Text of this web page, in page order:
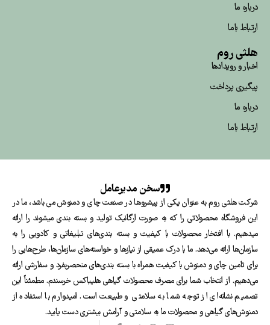
درباره ما
ارتباط باما
هلثی روم
اخبار و رویداد‌ها
پیگیری پرداخت
درباره ما
ارتباط باما
سخن مدیرعامل
شرکت هلثی روم به عنوان یکی از پیشروها در صنعت چای و دمنوش می باشد، ما در
این فروشگاه محصولاتی را که به صورت ارگانیک تولید و بسته بندی میشوند را ارائه
میدهیم. با افتخار محصولات با کیفیت و بسته بندی‌های تبلیغاتی و کادویی را به
سازمان‌ها ارائه می‌دهد. ما با درک عمیقی از نیازها و خواسته‌های سازمان‌ها، طرح‌هایی را
برای تامین چای و دمنوش با کیفیت همراه با بسته بندی‌های منحصربفرد و سفارشی ارائه
می‌دهیم. از انتخاب شما برای مصرف محصولات گیاهی هلیباکس خرسندم. مطمئناً این
تصمیم نشانه‌ای از توجه شما به سلامتی و طبیعت است. امیدوارم با استفاده از
دمنوش‌های گیاهی و محصولات ما به سلامتی و آرامش بیشتری دست یابید.